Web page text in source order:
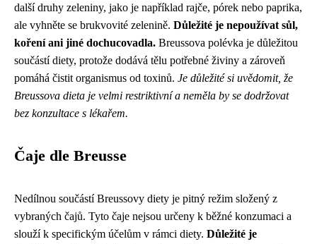
další druhy zeleniny, jako je například rajče, pórek nebo paprika,
ale vyhněte se brukvovité zelenině. Důležité je nepoužívat sůl,
koření ani jiné dochucovadla. Breussova polévka je důležitou
součástí diety, protože dodává tělu potřebné živiny a zároveň
pomáhá čistit organismus od toxinů. Je důležité si uvědomit, že
Breussova dieta je velmi restriktivní a neměla by se dodržovat
bez konzultace s lékařem.
Čaje dle Breusse
Nedílnou součástí Breussovy diety je pitný režim složený z
vybraných čajů. Tyto čaje nejsou určeny k běžné konzumaci a
slouží k specifickým účelům v rámci diety. Důležité je